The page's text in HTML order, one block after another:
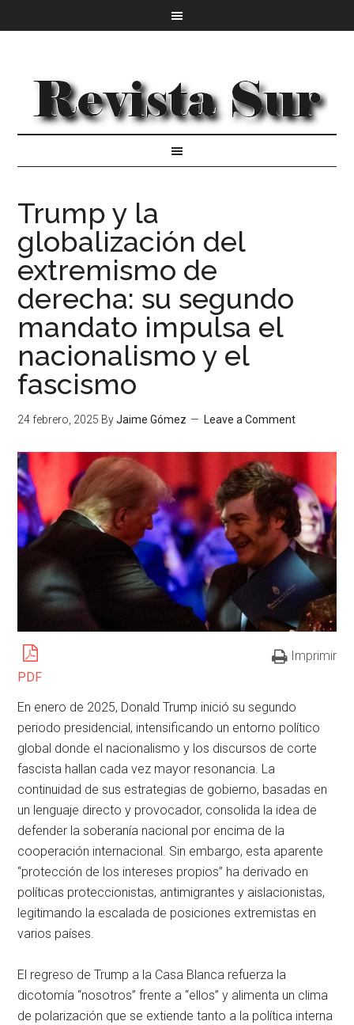
Trump y la
globalización del
extremismo de
derecha: su segundo
mandato impulsa el
nacionalismo y el
fascismo
24 febrero, 2025 ByJaime Gómez Leave a Comment
PDF
Imprimir
En enero de 2025, Donald Trump inició su segundo
periodo presidencial, intensificando un entorno político
global donde el nacionalismo y los discursos de corte
fascista hallan cada vez mayor resonancia. La
continuidad de sus estrategias de gobierno, basadas en
un lenguaje directo y provocador, consolida la idea de
defender la soberanía nacional por encima de la
cooperación internacional. Sin embargo, esta aparente
“protección de los intereses propios” ha derivado en
políticas proteccionistas, antimigrantes y aislacionistas,
legitimando la escalada de posiciones extremistas en
varios países.
El regreso de Trump a la Casa Blanca refuerza la
dicotomía “nosotros” frente a “ellos” y alimenta un clima
de polarización que se extiende tanto a la política interna